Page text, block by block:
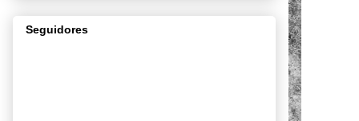
Seguidores